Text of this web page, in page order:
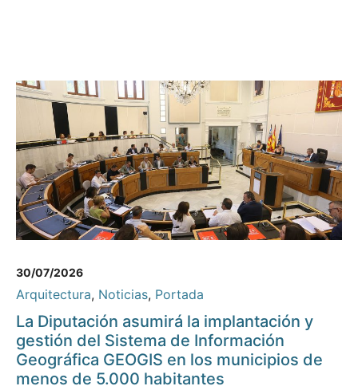
30/07/2026
Arquitectura, Noticias, Portada
La Diputación asumirá la implantación y
gestión del Sistema de Información
Geográfica GEOGIS en los municipios de
menos de 5.000 habitantes